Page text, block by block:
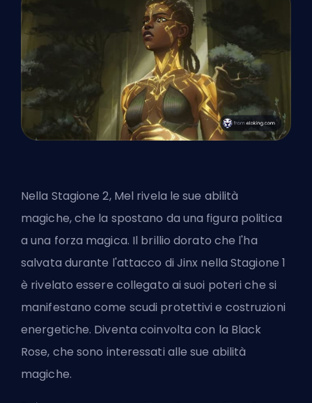
Nella Stagione 2, Mel rivela le sue abilità
magiche, che la spostano da una figura politica
a una forza magica. Il brillio dorato che l'ha
salvata durante l'attacco di Jinx nella Stagione 1
è rivelato essere collegato ai suoi poteri che si
manifestano come scudi protettivi e costruzioni
energetiche. Diventacoinvolta con la Black
Rose, che sono interessati alle sue abilità
magiche.